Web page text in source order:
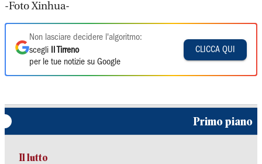
-Foto Xinhua-
Non lasciare decidere l'algoritmo:
scegli
Il Tirreno
per le tue notizie su Google
CLICCA QUI
Primo piano
Il lutto